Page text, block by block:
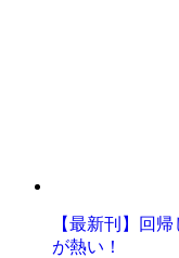
【最新刊】回
が熱い！